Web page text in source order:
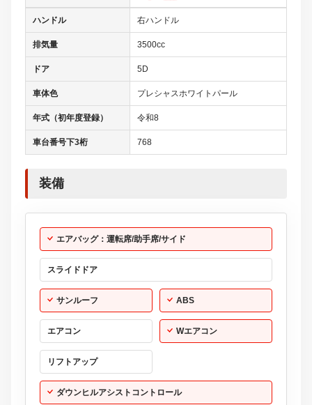
ハンドル 右ハンドル
排気量 3500cc
ドア 5D
車体色 プレシャスホワイトパール
年式（初年度登録） 令和8
車台番号下3桁 768
装備
エアバッグ：運転席/助手席/サイド
スライドドア
サンルーフ ABS
エアコン Wエアコン
リフトアップ
ダウンヒルアシストコントロール